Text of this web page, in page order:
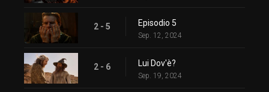
2 - 5 Episodio 5
Sep. 12, 2024
2 - 6 Lui Dov'è?
Sep. 19, 2024